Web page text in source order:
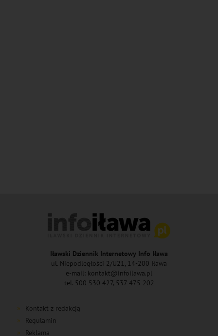
Iławski Dziennik Internetowy Info Iława
ul. Niepodległości 2/U21, 14-200 Iława
e-mail: kontakt@infoilawa.pl
tel. 500 530 427, 537 475 202
Kontakt z redakcją
Regulamin
Reklama